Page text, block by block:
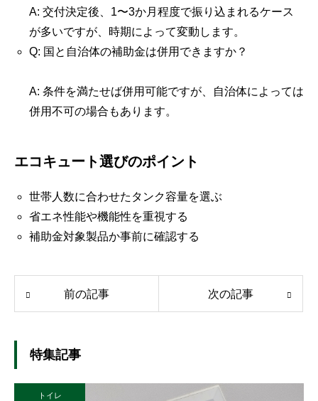
A: 交付決定後、1〜3か月程度で振り込まれるケース
が多いですが、時期によって変動します。
Q: 国と自治体の補助金は併用できますか？
A: 条件を満たせば併用可能ですが、自治体によっては
併用不可の場合もあります。
エコキュート選びのポイント
世帯人数に合わせたタンク容量を選ぶ
省エネ性能や機能性を重視する
補助金対象製品か事前に確認する
前の記事 次の記事
特集記事
トイレ